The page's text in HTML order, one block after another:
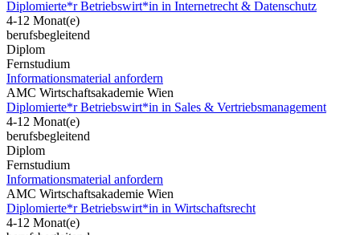
Diplomierte*r Betriebswirt*in in Internetrecht & Datenschutz
4-12 Monat(e)
berufsbegleitend
Diplom
Fernstudium
Informationsmaterial anfordern
AMC Wirtschaftsakademie Wien
Diplomierte*r Betriebswirt*in in Sales & Vertriebsmanagement
4-12 Monat(e)
berufsbegleitend
Diplom
Fernstudium
Informationsmaterial anfordern
AMC Wirtschaftsakademie Wien
Diplomierte*r Betriebswirt*in in Wirtschaftsrecht
4-12 Monat(e)